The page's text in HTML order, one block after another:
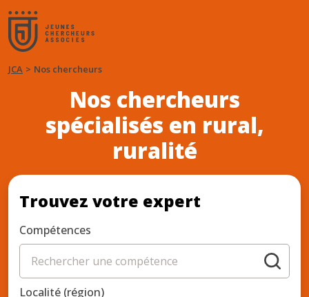
JCA Nos chercheurs
Nos chercheurs
spécialisés en rural,
ruralité
Trouvez votre expert
Compétences
Localité (région)